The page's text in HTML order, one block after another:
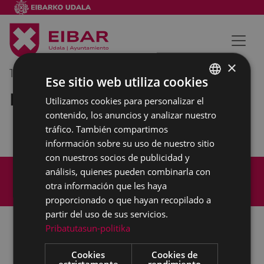
11/03/2022
Reunión interna municipal
Aviso legal
Política de cookies
Accesibilidad
BASQUE
SPANISH
×
Ese sitio web utiliza cookies
Utilizamos cookies para personalizar el
contenido, los anuncios y analizar nuestro
tráfico. También compartimos
información sobre su uso de nuestro sitio
con nuestros socios de publicidad y
análisis, quienes pueden combinarla con
otra información que les haya
proporcionado o que hayan recopilado a
partir del uso de sus servicios.
Pribatutasun-politika
Cookies
Cookies de